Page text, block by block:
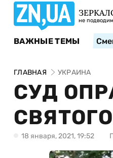
не
ВАЖНЫЕ ТЕМЫ
ГЛАВНАЯ УКРАИНА
СУД
18 января, 2021, 19:52